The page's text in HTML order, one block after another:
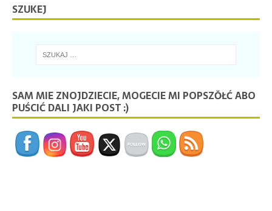
SZUKEJ
SAM MIE ZNOJDZIECIE, MOGECIE MI POPSZŎŁĆ ABO
PUŚCIĆ DALI JAKI POST :)